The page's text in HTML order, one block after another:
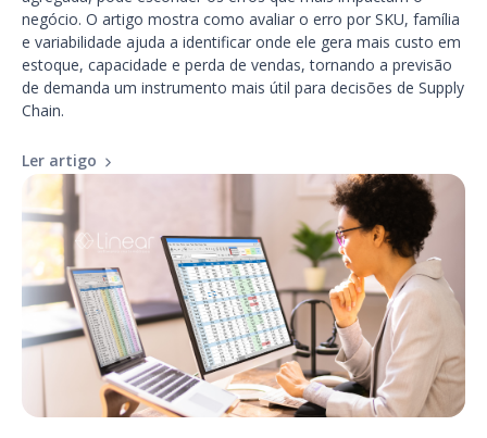
negócio. O artigo mostra como avaliar o erro por SKU, família
e variabilidade ajuda a identificar onde ele gera mais custo em
estoque, capacidade e perda de vendas, tornando a previsão
de demanda um instrumento mais útil para decisões de Supply
Chain.
Ler artigo